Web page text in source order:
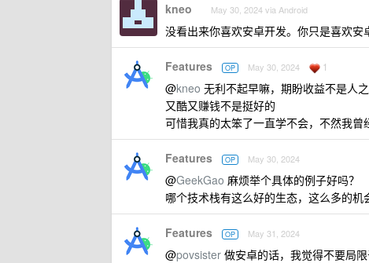
kneo May 30, 2024 via Android
没看出来你喜欢安卓开发。你只是喜欢安
Features OP May 30, 2024 1
@kneo 无利不起早嘛，期盼收益不是人之
又酷又赚钱不是挺好的
可惜我真的太笨了一直学不会，不然我
Features OP May 30, 2024
@GeekGao 麻烦举个具体的例子好吗？
哪个技术栈有这么好的生态，这么多的机
Features OP May 31, 2024
@povsister 做安卓的话，我觉得不要局